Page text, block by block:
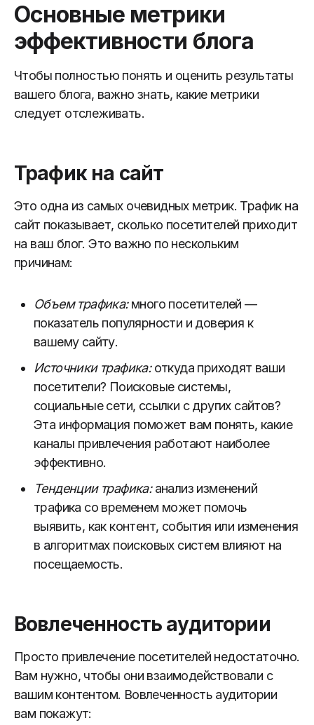
Основные метрики
эффективности блога
Чтобы полностью понять и оценить результаты
вашего блога, важно знать, какие метрики
следует отслеживать.
Трафик на сайт
Это одна из самых очевидных метрик. Трафик на
сайт показывает, сколько посетителей приходит
на ваш блог. Это важно по нескольким
причинам:
Объем трафика:много посетителей —
показатель популярности и доверия к
вашему сайту.
Источники трафика:откуда приходят ваши
посетители? Поисковые системы,
социальные сети, ссылки с других сайтов?
Эта информация поможет вам понять, какие
каналы привлечения работают наиболее
эффективно.
Тенденции трафика:анализ изменений
трафика со временем может помочь
выявить, как контент, события или изменения
в алгоритмах поисковых систем влияют на
посещаемость.
Вовлеченность аудитории
Просто привлечение посетителей недостаточно.
Вам нужно, чтобы они взаимодействовали с
вашим контентом. Вовлеченность аудитории
вам покажут: